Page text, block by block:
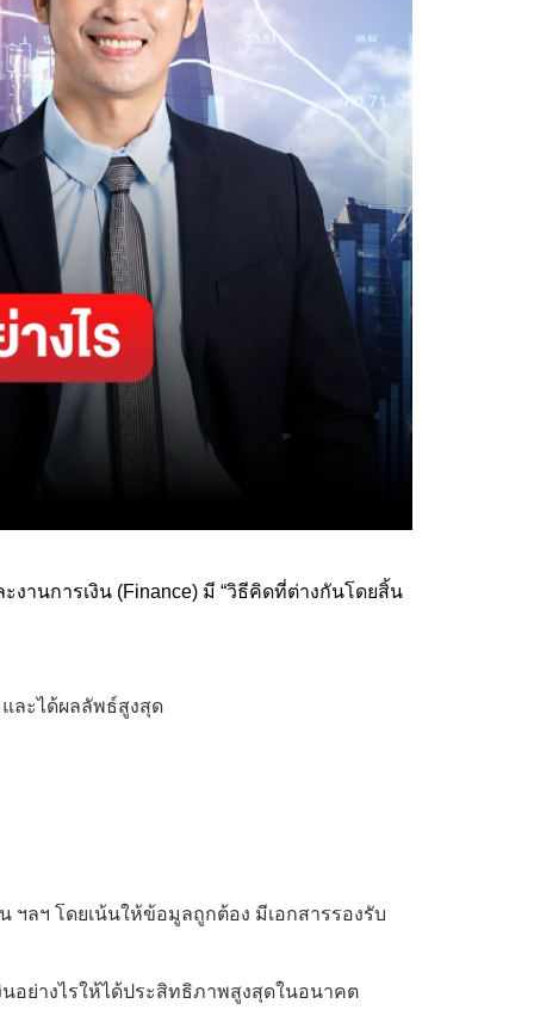
งานการเงิน (Finance) มี “วิธีคิดที่ต่างกันโดยสิ้น
ละได้ผลลัพธ์สูงสุด
ฯลฯ โดยเน้นให้ข้อมูลถูกต้อง มีเอกสารรองรับ
อย่างไรให้ได้ประสิทธิภาพสูงสุดในอนาคต